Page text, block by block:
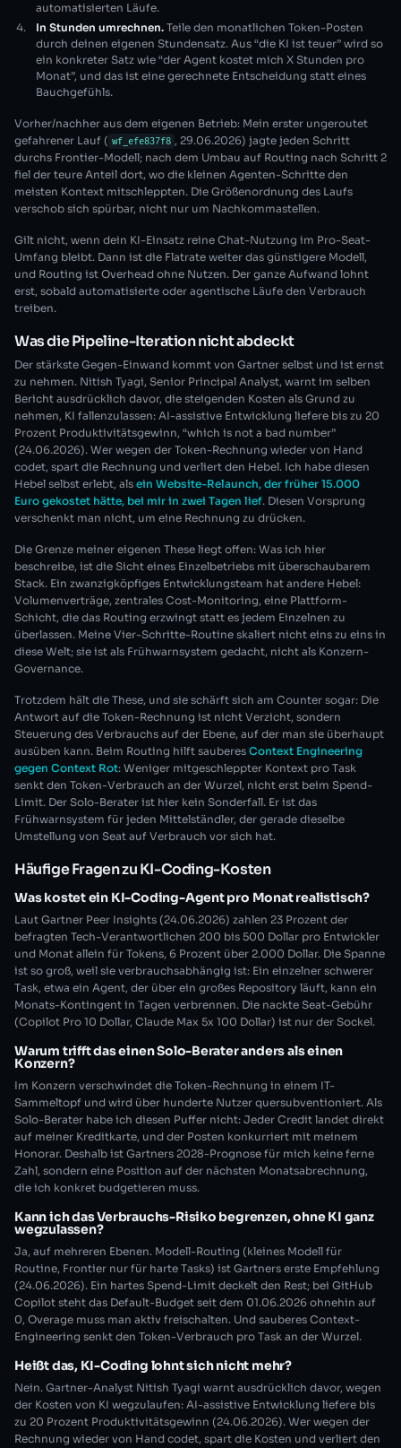
automatisierten Läufe.
In Stunden umrechnen. Teile den monatlichen Token-Posten
durch deinen eigenen Stundensatz. Aus “die KI ist teuer” wird so
ein konkreter Satz wie “der Agent kostet mich X Stunden pro
Monat”, und das ist eine gerechnete Entscheidung statt eines
Bauchgefühls.
Vorher/nachher aus dem eigenen Betrieb: Mein erster ungeroutet
gefahrener Lauf ( wf_efe837f8 , 29.06.2026) jagte jeden Schritt
durchs Frontier-Modell; nach dem Umbau auf Routing nach Schritt 2
fiel der teure Anteil dort, wo die kleinen Agenten-Schritte den
meisten Kontext mitschleppten. Die Größenordnung des Laufs
verschob sich spürbar, nicht nur um Nachkommastellen.
Gilt nicht, wenn dein KI-Einsatz reine Chat-Nutzung im Pro-Seat-
Umfang bleibt. Dann ist die Flatrate weiter das günstigere Modell,
und Routing ist Overhead ohne Nutzen. Der ganze Aufwand lohnt
erst, sobald automatisierte oder agentische Läufe den Verbrauch
treiben.
Was die Pipeline-Iteration nicht abdeckt
Der stärkste Gegen-Einwand kommt von Gartner selbst und ist ernst
zu nehmen. Nitish Tyagi, Senior Principal Analyst, warnt im selben
Bericht ausdrücklich davor, die steigenden Kosten als Grund zu
nehmen, KI fallenzulassen: AI-assistive Entwicklung liefere bis zu 20
Prozent Produktivitätsgewinn, “which is not a bad number”
(24.06.2026). Wer wegen der Token-Rechnung wieder von Hand
codet, spart die Rechnung und verliert den Hebel. Ich habe diesen
Hebel selbst erlebt, als ein Website-Relaunch, der früher 15.000
Euro gekostet hätte, bei mir in zwei Tagen lief. Diesen Vorsprung
verschenkt man nicht, um eine Rechnung zu drücken.
Die Grenze meiner eigenen These liegt offen: Was ich hier
beschreibe, ist die Sicht eines Einzelbetriebs mit überschaubarem
Stack. Ein zwanzigköpfiges Entwicklungsteam hat andere Hebel:
Volumenverträge, zentrales Cost-Monitoring, eine Plattform-
Schicht, die das Routing erzwingt statt es jedem Einzelnen zu
überlassen. Meine Vier-Schritte-Routine skaliert nicht eins zu eins in
diese Welt; sie ist als Frühwarnsystem gedacht, nicht als Konzern-
Governance.
Trotzdem hält die These, und sie schärft sich am Counter sogar: Die
Antwort auf die Token-Rechnung ist nicht Verzicht, sondern
Steuerung des Verbrauchs auf der Ebene, auf der man sie überhaupt
ausüben kann. Beim Routing hilft sauberes Context Engineering
gegen Context Rot: Weniger mitgeschleppter Kontext pro Task
senkt den Token-Verbrauch an der Wurzel, nicht erst beim Spend-
Limit. Der Solo-Berater ist hier kein Sonderfall. Er ist das
Frühwarnsystem für jeden Mittelständler, der gerade dieselbe
Umstellung von Seat auf Verbrauch vor sich hat.
Häufige Fragen zu KI-Coding-Kosten
Was kostet ein KI-Coding-Agent pro Monat realistisch?
Laut Gartner Peer Insights (24.06.2026) zahlen 23 Prozent der
befragten Tech-Verantwortlichen 200 bis 500 Dollar pro Entwickler
und Monat allein für Tokens, 6 Prozent über 2.000 Dollar. Die Spanne
ist so groß, weil sie verbrauchsabhängig ist: Ein einzelner schwerer
Task, etwa ein Agent, der über ein großes Repository läuft, kann ein
Monats-Kontingent in Tagen verbrennen. Die nackte Seat-Gebühr
(Copilot Pro 10 Dollar, Claude Max 5x 100 Dollar) ist nur der Sockel.
Warum trifft das einen Solo-Berater anders als einen
Konzern?
Im Konzern verschwindet die Token-Rechnung in einem IT-
Sammeltopf und wird über hunderte Nutzer quersubventioniert. Als
Solo-Berater habe ich diesen Puffer nicht: Jeder Credit landet direkt
auf meiner Kreditkarte, und der Posten konkurriert mit meinem
Honorar. Deshalb ist Gartners 2028-Prognose für mich keine ferne
Zahl, sondern eine Position auf der nächsten Monatsabrechnung,
die ich konkret budgetieren muss.
Kann ich das Verbrauchs-Risiko begrenzen, ohne KI ganz
wegzulassen?
Ja, auf mehreren Ebenen. Modell-Routing (kleines Modell für
Routine, Frontier nur für harte Tasks) ist Gartners erste Empfehlung
(24.06.2026). Ein hartes Spend-Limit deckelt den Rest; bei GitHub
Copilot steht das Default-Budget seit dem 01.06.2026 ohnehin auf
0, Overage muss man aktiv freischalten. Und sauberes Context-
Engineering senkt den Token-Verbrauch pro Task an der Wurzel.
Heißt das, KI-Coding lohnt sich nicht mehr?
Nein. Gartner-Analyst Nitish Tyagi warnt ausdrücklich davor, wegen
der Kosten von KI wegzulaufen: AI-assistive Entwicklung liefere bis
zu 20 Prozent Produktivitätsgewinn (24.06.2026). Wer wegen der
Rechnung wieder von Hand codet, spart die Kosten und verliert den